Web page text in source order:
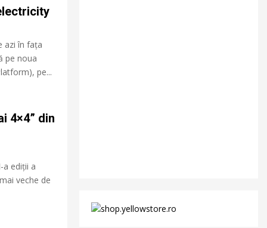
azi în fața
pe noua
pe...
4×4” din
a ediții a
veche de